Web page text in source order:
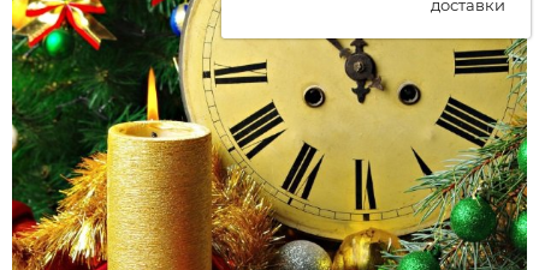
доставки